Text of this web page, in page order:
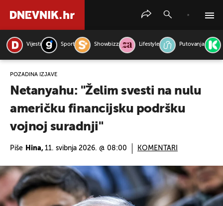
Vijesti Sport Showbizz Lifestyle Putovanja
POZADINA IZJAVE
Netanyahu: "Želim svesti na nulu
američku financijsku podršku
vojnoj suradnji"
Piše Hina, 11. svibnja 2026. @ 08:00 KOMENTARI
PRETRAŽITE VIJESTI